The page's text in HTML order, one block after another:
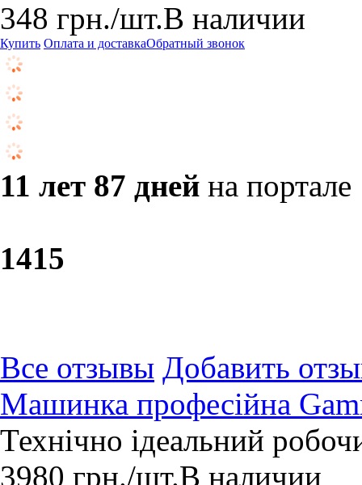
348 грн./шт.В наличии
Купить Оплата и доставкаОбратный звонок
11 лет 87 дней на портале
1415
Все отзывы Добавить
Машинка професійна
Технічно ідеальний
3980 грн./шт.В наличии